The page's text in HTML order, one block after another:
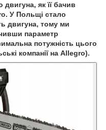
як її бачив
У Польщі стало
двигуна, тому ми
параметр
потужність цього
компанії на Allegro).